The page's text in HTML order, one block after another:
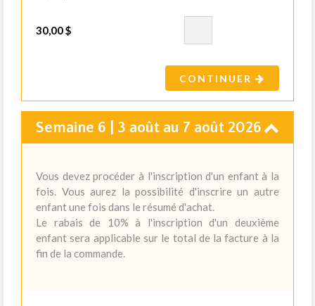
30,00 $
CONTINUER
Semaine 6 | 3 août au 7 août 2026
Vous devez procéder à l'inscription d'un enfant à la
fois. Vous aurez la possibilité d'inscrire un autre
enfant une fois dans le résumé d'achat.
Le rabais de 10% à l'inscription d'un deuxième
enfant sera applicable sur le total de la facture à la
fin de la commande.